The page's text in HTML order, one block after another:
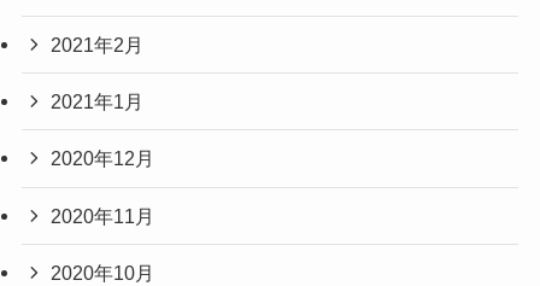
2021年2月
2021年1月
2020年12月
2020年11月
2020年10月